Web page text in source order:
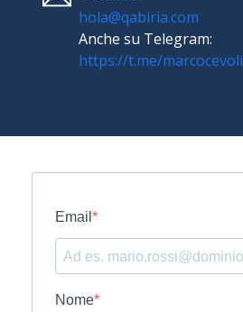
hola@qabiria.com
Anche su Telegram:
https://t.me/marcocevoli